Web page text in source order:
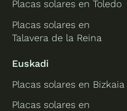
Placas solares en Toledo
Placas solares en
Talavera de la Reina
Euskadi
Placas solares en Bizkaia
Placas solares en